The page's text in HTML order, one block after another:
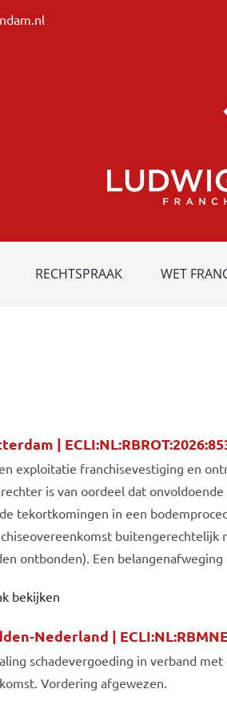
RECHTSPRAAK WET
|
exploitatie franchisevestiging en
is van oordeel dat
tekortkomingen in een
buitengerechtelijk
ontbonden). Een
bekijken
Nederland |
schadevergoeding in verband
Vordering afgewezen.